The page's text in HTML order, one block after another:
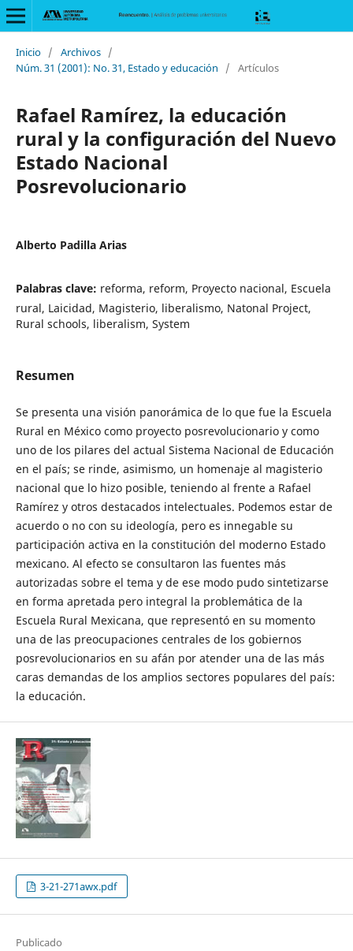
Inicio / Archivos /
Núm. 31 (2001): No. 31, Estado y educación
/ Artículos
Rafael Ramírez, la educación
rural y la configuración del Nuevo
Estado Nacional
Posrevolucionario
Alberto Padilla Arias
Palabras clave: reforma, reform, Proyecto nacional, Escuela
rural, Laicidad, Magisterio, liberalismo, Natonal Project,
Rural schools, liberalism, System
Resumen
Se presenta una visión panorámica de lo que fue la Escuela
Rural en México como proyecto posrevolucionario y como
uno de los pilares del actual Sistema Nacional de Educación
en el país; se rinde, asimismo, un homenaje al magisterio
nacional que lo hizo posible, teniendo al frente a Rafael
Ramírez y otros destacados intelectuales. Podemos estar de
acuerdo o no con su ideología, pero es innegable su
participación activa en la constitución del moderno Estado
mexicano. Al efecto se consultaron las fuentes más
autorizadas sobre el tema y de ese modo pudo sintetizarse
en forma apretada pero integral la problemática de la
Escuela Rural Mexicana, que representó en su momento
una de las preocupaciones centrales de los gobiernos
posrevolucionarios en su afán por atender una de las más
caras demandas de los amplios sectores populares del país:
la educación.
3-21-271awx.pdf
Publicado